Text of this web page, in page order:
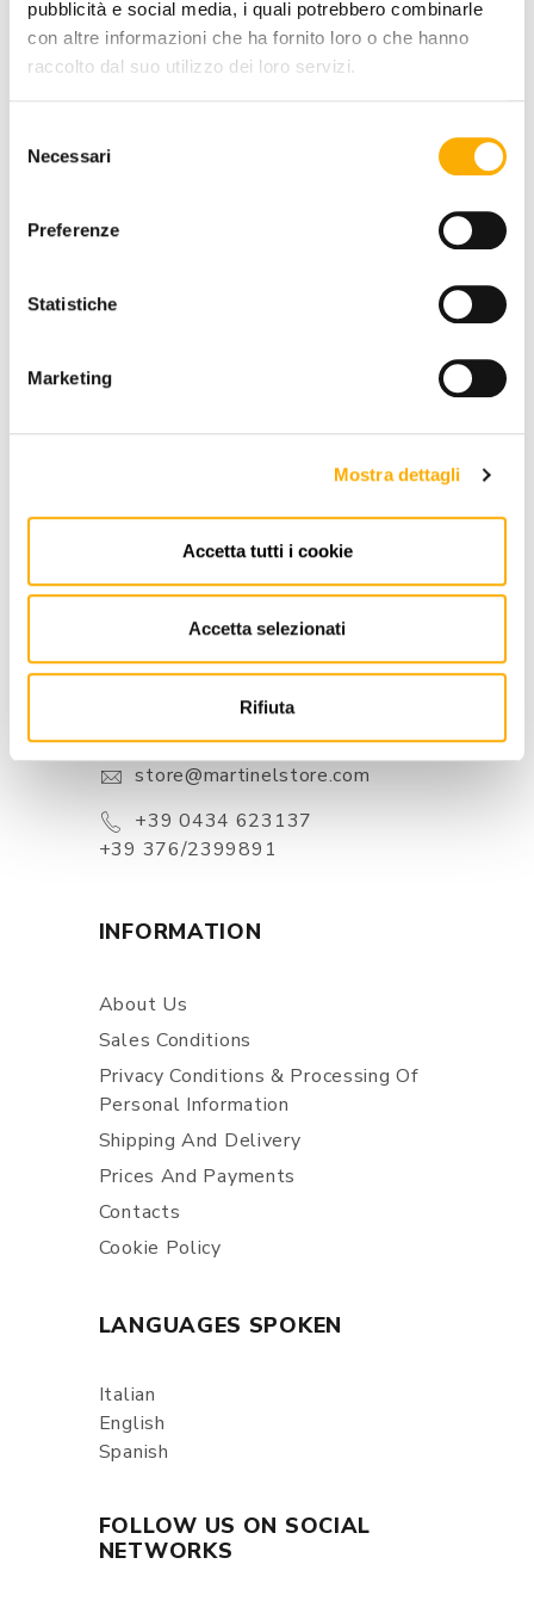
pubblicità e social media, i quali potrebbero combinarle
con altre informazioni che ha fornito loro o che hanno
raccolto dal suo utilizzo dei loro servizi.
delNecessari
Preferenze
Statistiche
Marketing
Mostra dettagli
Accetta tutti i cookie
Accetta selezionati
Rifiuta
TOP FINISH:
REQUEST A QUOTE
CONTACTS
Via Pordenone, 1 - Poincicco Di
store@martinelstore.com
+39 0434 623137
+39 376/2399891
INFORMATION
About Us
Sales Conditions
Privacy Conditions & Processing Of
Personal Information
Shipping And Delivery
Prices And Payments
Contacts
Cookie Policy
LANGUAGES SPOKEN
Italian
English
Spanish
FOLLOW US ON SOCIAL
NETWORKS